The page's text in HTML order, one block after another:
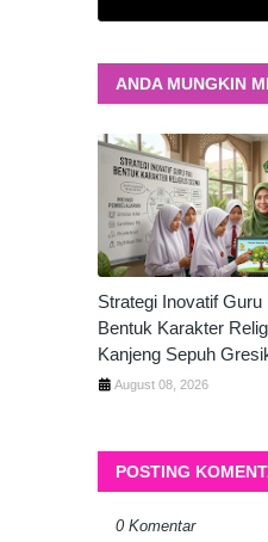
ANDA MUNGKIN
Strategi Inovatif
Bentuk Karakter
Kanjeng Sepuh
August 08, 2026
POSTING
0 Komentar